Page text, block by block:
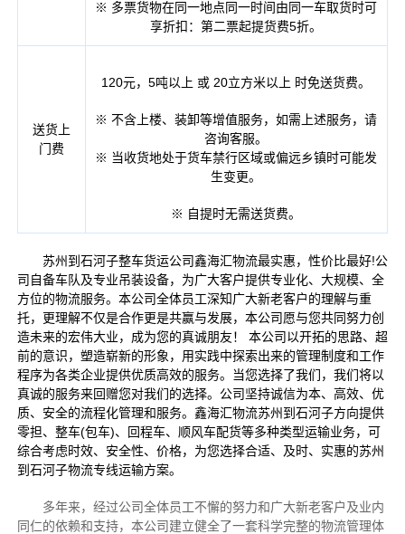
※ 多票货物在同一地点同一时间由同一车取货时可
享折扣：第二票起提货费5折。
送货上
门费
120元，5吨以上 或 20立方米以上 时免送货费。
※ 不含上楼、装卸等增值服务，如需上述服务，请
咨询客服。
※ 当收货地处于货车禁行区域或偏远乡镇时可能发
生变更。
※ 自提时无需送货费。
苏州到石河子整车货运公司鑫海汇物流最实惠，性价比最好!公
司自备车队及专业吊装设备，为广大客户提供专业化、大规模、全
方位的物流服务。本公司全体员工深知广大新老客户的理解与重
托，更理解不仅是合作更是共赢与发展，本公司愿与您共同努力创
造未来的宏伟大业，成为您的真诚朋友！ 本公司以开拓的思路、超
前的意识，塑造崭新的形象，用实践中探索出来的管理制度和工作
程序为各类企业提供优质高效的服务。当您选择了我们，我们将以
真诚的服务来回赠您对我们的选择。公司坚持诚信为本、高效、优
质、安全的流程化管理和服务。鑫海汇物流苏州到石河子方向提供
零担、整车(包车)、回程车、顺风车配货等多种类型运输业务，可
综合考虑时效、安全性、价格，为您选择合适、及时、实惠的苏州
到石河子物流专线运输方案。
多年来，经过公司全体员工不懈的努力和广大新老客户及业内
同仁的依赖和支持，本公司建立健全了一套科学完整的物流管理体